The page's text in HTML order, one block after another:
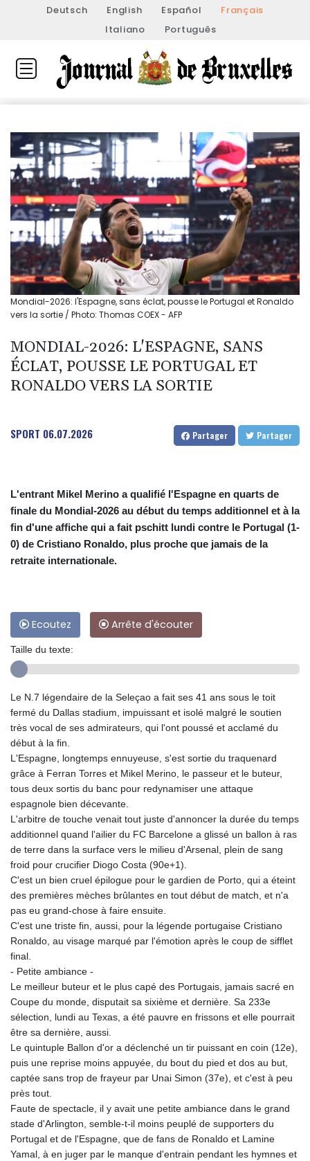
Deutsch English Español
Français
Italiano
Português
Mondial-2026: l'Espagne, sans éclat, pousse le Portugal et Ronaldo
vers la sortie / Photo: Thomas COEX - AFP
MONDIAL-2026: L'ESPAGNE, SANS
ÉCLAT, POUSSE LE PORTUGAL ET
RONALDO VERS LA SORTIE
SPORT 06.07.2026 Partager Partager
L'entrant Mikel Merino a qualifié l'Espagne en quarts de
finale du Mondial-2026 au début du temps additionnel et à la
fin d'une affiche qui a fait pschitt lundi contre le Portugal (1-
0) de Cristiano Ronaldo, plus proche que jamais de la
retraite internationale.
Ecoutez Arrête d'écouter
Taille du texte:
Le N.7 légendaire de la Seleçao a fait ses 41 ans sous le toit
fermé du Dallas stadium, impuissant et isolé malgré le soutien
très vocal de ses admirateurs, qui l'ont poussé et acclamé du
début à la fin.
L'Espagne, longtemps ennuyeuse, s'est sortie du traquenard
grâce à Ferran Torres et Mikel Merino, le passeur et le buteur,
tous deux sortis du banc pour redynamiser une attaque
espagnole bien décevante.
L'arbitre de touche venait tout juste d'annoncer la durée du temps
additionnel quand l'ailier du FC Barcelone a glissé un ballon à ras
de terre dans la surface vers le milieu d'Arsenal, plein de sang
froid pour crucifier Diogo Costa (90e+1).
C'est un bien cruel épilogue pour le gardien de Porto, qui a éteint
des premières mèches brûlantes en tout début de match, et n'a
pas eu grand-chose à faire ensuite.
C'est une triste fin, aussi, pour la légende portugaise Cristiano
Ronaldo, au visage marqué par l'émotion après le coup de sifflet
final.
- Petite ambiance -
Le meilleur buteur et le plus capé des Portugais, jamais sacré en
Coupe du monde, disputait sa sixième et dernière. Sa 233e
sélection, lundi au Texas, a été pauvre en frissons et elle pourrait
être sa dernière, aussi.
Le quintuple Ballon d'or a déclenché un tir puissant en coin (12e),
puis une reprise moins appuyée, du bout du pied et dos au but,
captée sans trop de frayeur par Unai Simon (37e), et c'est à peu
près tout.
Faute de spectacle, il y avait une petite ambiance dans le grand
stade d'Arlington, semble-t-il moins peuplé de supporters du
Portugal et de l'Espagne, que de fans de Ronaldo et Lamine
Yamal, à en juger par le manque d'entrain pendant les hymnes et